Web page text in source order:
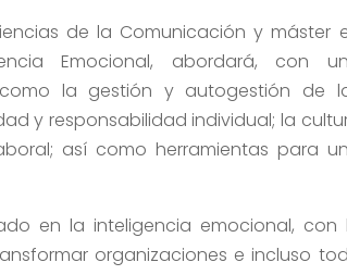
de la Comunicación y máster
Emocional, abordará, con
la gestión y autogestión de
y responsabilidad individual; la
así como herramientas para
en la inteligencia emocional, con
organizaciones e incluso